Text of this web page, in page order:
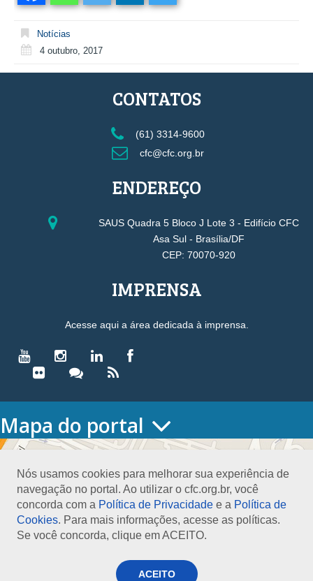
Notícias
4 outubro, 2017
Nós usamos cookies para melhorar sua experiência de
navegação no portal. Ao utilizar o cfc.org.br, você
concorda com a Política de Privacidade e a Política de
Cookies. Para mais informações, acesse as políticas.
Se você concorda, clique em ACEITO.
ACEITO
CONTATOS
(61) 3314-9600
cfc@cfc.org.br
ENDEREÇO
SAUS Quadra 5 Bloco J Lote 3 - Edifício CFC
Asa Sul - Brasília/DF
CEP: 70070-920
IMPRENSA
Acesse aqui a área dedicada à imprensa.
Mapa do portal
HOME
Conselho Diretor
Nossa Sede
Planejamento
Organograma
Medalha João Lyra